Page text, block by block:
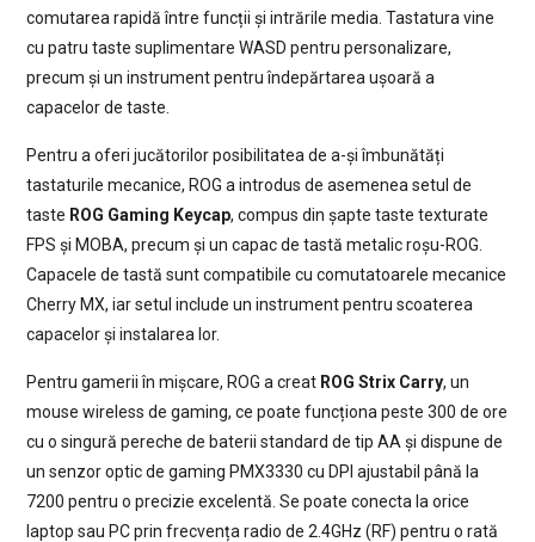
comutarea rapidă între funcții și intrările media. Tastatura vine
cu patru taste suplimentare WASD pentru personalizare,
precum și un instrument pentru îndepărtarea ușoară a
capacelor de taste.
Pentru a oferi jucătorilor posibilitatea de a-și îmbunătăți
tastaturile mecanice, ROG a introdus de asemenea setul de
taste ROG Gaming Keycap, compus din șapte taste texturate
FPS și MOBA, precum și un capac de tastă metalic roșu-ROG.
Capacele de tastă sunt compatibile cu comutatoarele mecanice
Cherry MX, iar setul include un instrument pentru scoaterea
capacelor și instalarea lor.
Pentru gamerii în mișcare, ROG a creat ROG Strix Carry, un
mouse wireless de gaming, ce poate funcționa peste 300 de ore
cu o singură pereche de baterii standard de tip AA și dispune de
un senzor optic de gaming PMX3330 cu DPI ajustabil până la
7200 pentru o precizie excelentă. Se poate conecta la orice
laptop sau PC prin frecvența radio de 2.4GHz (RF) pentru o rată